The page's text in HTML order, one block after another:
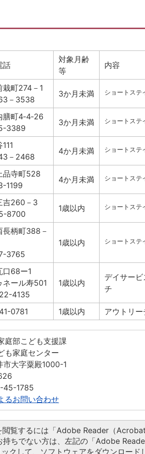
話
対象月齢
等
内容
栽町274－1
－3538
3か月未満 ショートステ
膳町4‐4‐26
3389
3か月未満 ショートステ
－2468
4か月未満 ショートステ
品寺町528
1199
4か月未満 ショートステ
吉260－3
8700
1歳以内 ショートステ
長柄町388－
3765
1歳以内 ショートステ
口68ー1
ネール寿501
4135
1歳以内
デイサー
チ
0781 1歳以内 アウトリー
庭部こども支援課
家庭センター
大字粟殿1000-1
45-1785
るお問い合わせ
閲覧するには「Adobe Reader（Acrobat
持ちでない方は、左記の「Adobe
クして、ソフトウェアをダウンロード